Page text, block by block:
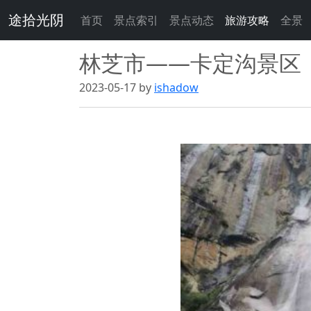
途拾光阴 首页 景点索引 景点动态 旅游攻略 全景
林芝市——卡定沟景区
2023-05-17 by ishadow